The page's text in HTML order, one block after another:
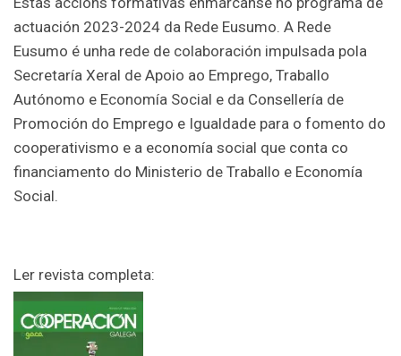
actuación 2023-2024 da Rede Eusumo. A Rede
Eusumo é unha rede de colaboración impulsada pola
Secretaría Xeral de Apoio ao Emprego, Traballo
Autónomo e Economía Social e da Consellería de
Promoción do Emprego e Igualdade para o fomento do
cooperativismo e a economía social que conta co
financiamento do Ministerio de Traballo e Economía
Social.
Ler revista completa: